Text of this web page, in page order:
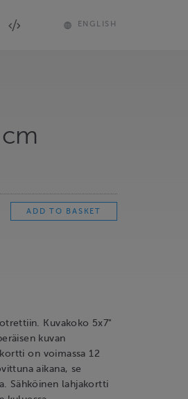
ENGLISH
cm
Kuvakoko 5x7"
kuvan
on voimassa 12
aikana, se
Sähköinen lahjakortti